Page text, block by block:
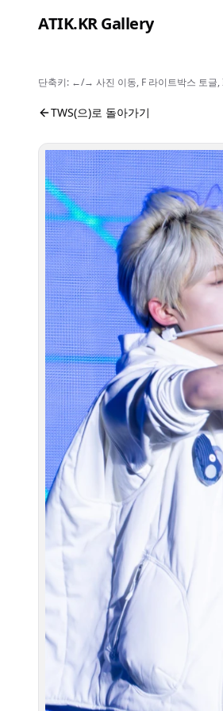
ATIK.KR Gallery
#JIHOON #DOHOON #Color
사진 뷰어입니다. 버튼으로 전체
단축키: ←/→ 사진 이동, F 라이트박스 토글,
TWS(으)로 돌아가기